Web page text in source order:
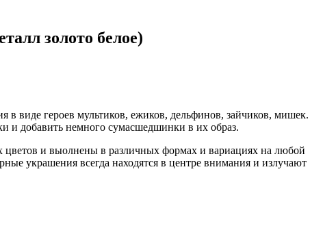
золото белое)
виде героев мультиков, ежиков, дельфинов, зайчиков, мишек.
и добавить немного сумасшедшинки в их образ.
цветов и выолнены в различных формах и вариациях на любой
украшения всегда находятся в центре внимания и излучают